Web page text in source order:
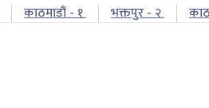
काठमाडौं - १ भक्तपुर - २